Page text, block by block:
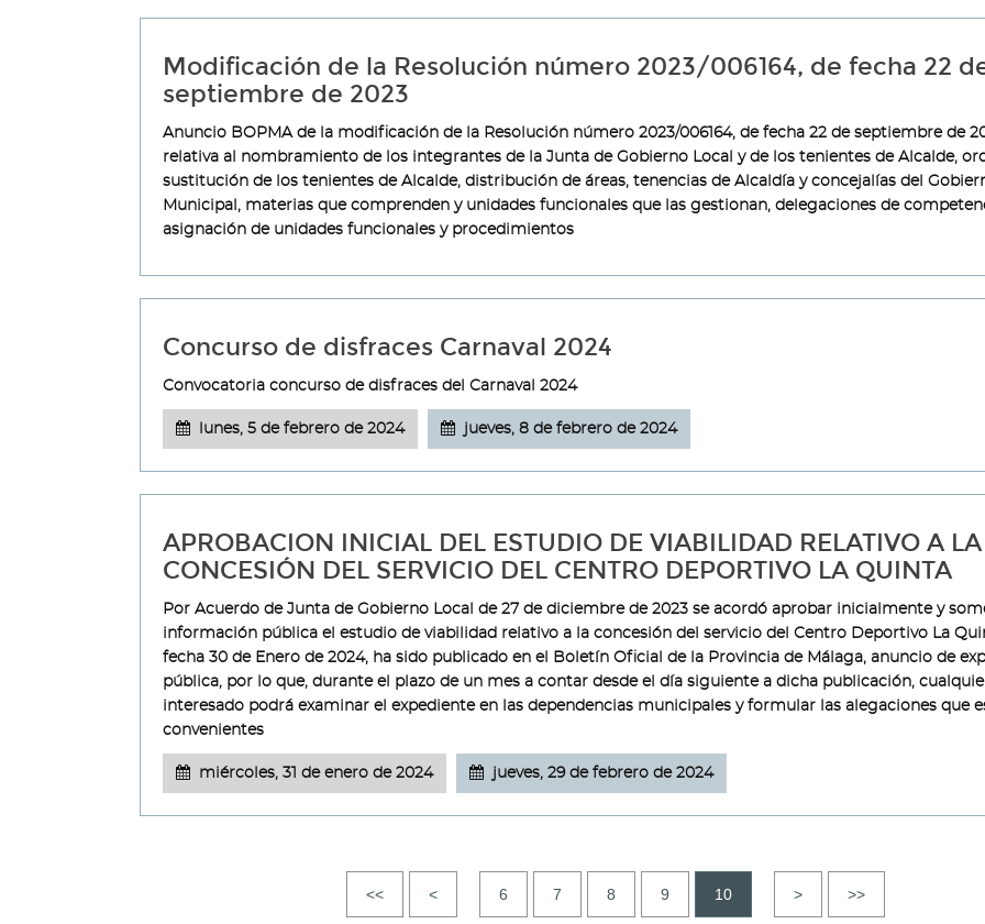
Modificación de la Resolución número 2023/006164, de fecha 22
septiembre de 2023
Anuncio BOPMA de la modificación de la Resolución número 2023/006164, de fecha 22 de septiembre de
relativa al nombramiento de los integrantes de la Junta de Gobierno Local y de los tenientes de Alcalde,
sustitución de los tenientes de Alcalde, distribución de áreas, tenencias de Alcaldía y concejalías del
Municipal, materias que comprenden y unidades funcionales que las gestionan, delegaciones de
asignación de unidades funcionales y procedimientos
Concurso de disfraces Carnaval 2024
Convocatoria concurso de disfraces del Carnaval 2024
lunes, 5 de febrero de 2024 jueves, 8 de febrero de 2024
APROBACION INICIAL DEL ESTUDIO DE VIABILIDAD RELATIVO A LA
CONCESIÓN DEL SERVICIO DEL CENTRO DEPORTIVO LA QUINTA
Por Acuerdo de Junta de Gobierno Local de 27 de diciembre de 2023 se acordó aprobar inicialmente y
información pública el estudio de viabilidad relativo a la concesión del servicio del Centro Deportivo La
fecha 30 de Enero de 2024, ha sido publicado en el Boletín Oficial de la Provincia de Málaga, anuncio de
pública, por lo que, durante el plazo de un mes a contar desde el día siguiente a dicha publicación,
interesado podrá examinar el expediente en las dependencias municipales y formular las alegaciones que
convenientes
miércoles, 31 de enero de 2024 jueves, 29 de febrero de 2024
<< < 6 7 8 9 10 > >>